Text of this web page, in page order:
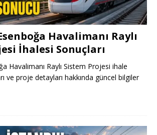
Havalimanı Raylı
İhalesi Sonuçları
Havalimanı Raylı Sistem Projesi ihale
ve proje detayları hakkında güncel bilgiler